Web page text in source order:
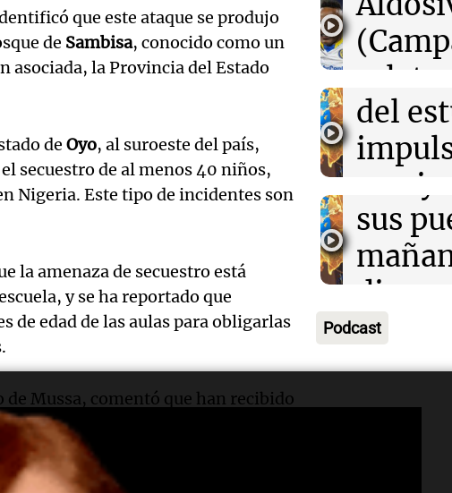
que este ataque se produjo
de Sambisa, conocido como un
asociada, la Provincia del Estado
de Oyo, al suroeste del país,
secuestro de al menos 40 niños,
Nigeria. Este tipo de incidentes son
la amenaza de secuestro está
y se ha reportado que
de edad de las aulas para obligarlas
Mussa, comentó que han recibido
secuestrados en Oyo es de 48.
familias siguen esperando
Deportes
Episodios
relato
Greco
Deportes
Episodios
del
Villa
Panorama
Episodios
Audio.
la
sus
Audio.
María
casa
Audio.
Rosario
Podcast